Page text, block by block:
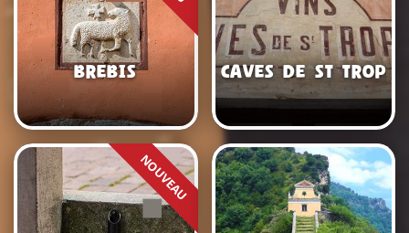
Brebis Caves de St Tropez